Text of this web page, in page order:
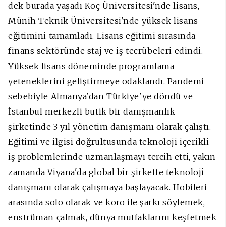
dek burada yaşadı Koç Üniversitesi'nde lisans,
Münih Teknik Üniversitesi'nde yüksek lisans
eğitimini tamamladı. Lisans eğitimi sırasında
finans sektöründe staj ve iş tecrübeleri edindi.
Yüksek lisans döneminde programlama
yeteneklerini geliştirmeye odaklandı. Pandemi
sebebiyle Almanya'dan Türkiye'ye döndü ve
İstanbul merkezli butik bir danışmanlık
şirketinde 3 yıl yönetim danışmanı olarak çalıştı.
Eğitimi ve ilgisi doğrultusunda teknoloji içerikli
iş problemlerinde uzmanlaşmayı tercih etti, yakın
zamanda Viyana'da global bir şirkette teknoloji
danışmanı olarak çalışmaya başlayacak. Hobileri
arasında solo olarak ve koro ile şarkı söylemek,
enstrüman çalmak, dünya mutfaklarını keşfetmek